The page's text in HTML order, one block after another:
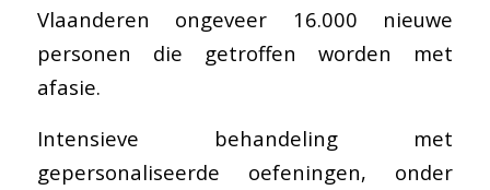
Vlaanderen ongeveer 16.000 nieuwe
personen die getroffen worden met
afasie.
Intensieve behandeling met
gepersonaliseerde oefeningen, onder